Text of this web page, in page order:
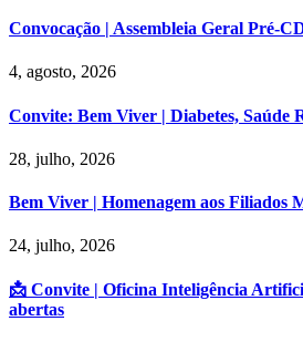
Convocação | Assembleia Geral Pré-
4, agosto, 2026
Convite: Bem Viver | Diabetes, Saúde
28, julho, 2026
Bem Viver | Homenagem aos Filiados
24, julho, 2026
📩 Convite | Oficina Inteligência
abertas